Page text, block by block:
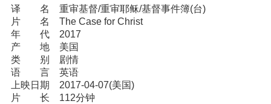
译 名 重审基督/重审耶稣/基督事件簿(台)
片 名 The Case for Christ
年 代 2017
产 地 美国
类 别 剧情
语 言 英语
上映日期 2017-04-07(美国)
片 长 112分钟